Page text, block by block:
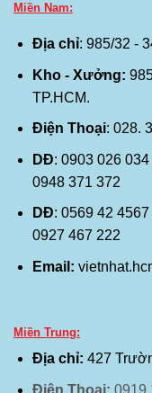
Miền Nam:
Địa chỉ: 985/32 -
Kho - Xưởng:
TP.HCM.
Điện Thoại: 028.
DĐ: 0903 026
0948 371 372
DĐ: 0569 42
0927 467 222
Email:
Miền Trung:
Địa chỉ: 427
Điện Thoại: 0919